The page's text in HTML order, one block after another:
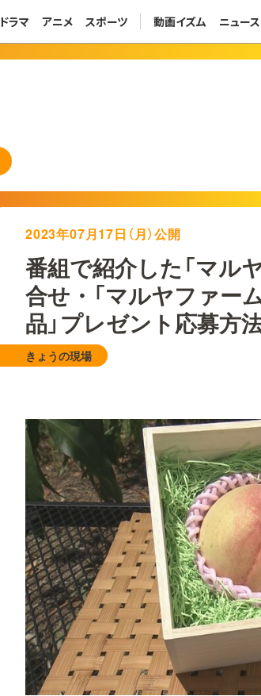
ドラマ アニメ スポーツ 動画イズム ニュース
2023年07月17日（月）公開
番組で紹介した「マル
合せ・「マルヤファ
品」プレゼント応募方
きょうの現場